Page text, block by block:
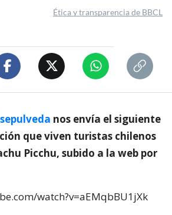
Ética y transparencia de BBCL
nos envía el siguiente
que viven turistas chilenos
Picchu, subido a la web por
watch?v=aEMqbBU1jXk